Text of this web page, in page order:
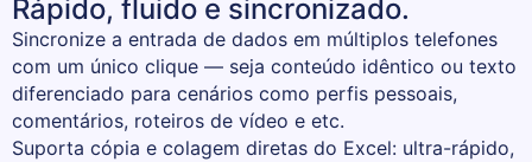
Rápido, fluido e sincronizado.
Sincronize a entrada de dados em múltiplos telefones
com um único clique — seja conteúdo idêntico ou texto
diferenciado para cenários como perfis pessoais,
comentários, roteiros de vídeo e etc.
Suporta cópia e colagem diretas do Excel: ultra-rápido,